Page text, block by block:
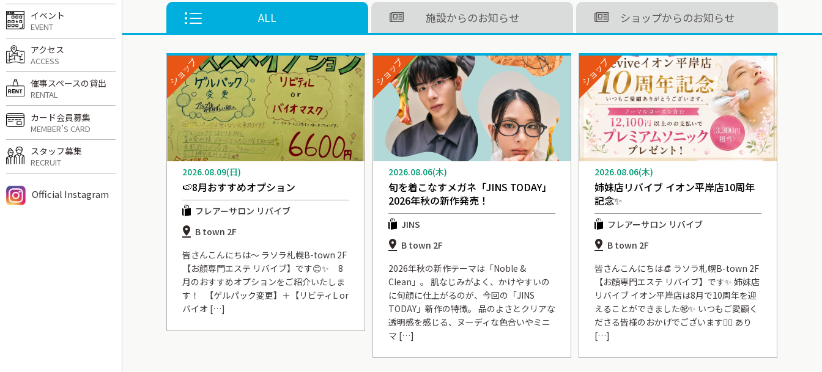
ALL 施設からのお知らせ ショップからのお知らせ
🍉8月おすすめオプション
ショップ
2026.08.09(日)
フレアーサロン リバイブ
B town 2F
皆さんこんにちは〜 ラソラ札幌B-town 2F
【お顔専門エステ リバイブ】です😊✨ 8
月のおすすめオプションをご紹介いたしま
す！ 【ゲルパック変更】＋【リビティL or
バイオ […]
旬を着こなすメガネ「JINS TODAY」
2026年秋の新作発売！
ショップ
2026.08.06(木)
JINS
B town 2F
2026年秋の新作テーマは「Noble &
Clean」。 肌なじみがよく、かけやすいの
に旬顔に仕上がるのが、今回の「JINS
TODAY」新作の特徴。 品のよさとクリアな
透明感を感じる、ヌーディな色合いやミニ
マ […]
姉妹店リバイブ イオン平岸店10周年
記念✨
ショップ
2026.08.06(木)
フレアーサロン リバイブ
B town 2F
皆さんこんにちは👒 ラソラ札幌B-town 2F
【お顔専門エステ リバイブ】です✨ 姉妹店
リバイブ イオン平岸店は8月で10周年を迎
えることができました㊗️✨ いつもご愛顧く
ださる皆様のおかげでございます🙇‍♀️ あり
[…]
イベント
EVENT
アクセス
ACCESS
催事スペースの貸出
RENTAL
カード会員募集
MEMBER’S CARD
スタッフ募集
RECRUIT
Official Instagram